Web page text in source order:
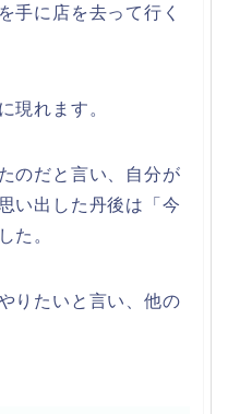
手に店を去って行く
現れます。
のだと言い、自分が
い出した丹後は「今
た。
りたいと言い、他の